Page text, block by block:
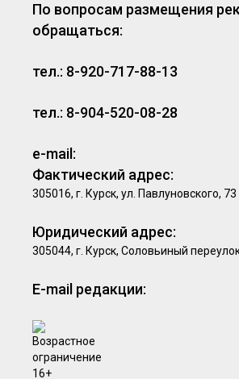
По вопросам размещения
обращаться:
тел.: 8-920-717-88-13
тел.: 8-904-520-08-28
e-mail:
Фактический адрес:
305016, г. Курск, ул. Павлуновского, 73
Юридический адрес:
305044, г. Курск, Соловьиный
E-mail редакции: